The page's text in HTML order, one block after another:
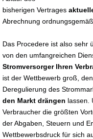
bisherigen Vertrages
Abrechnung
Das Procedere ist also sehr
von den umfangreichen
Stromversorger Ihren
ist der Wettbewerb groß,
Deregulierung des
den Markt drängen lassen.
Verbraucher die größten
der Abgaben, Steuern und
Wettbewerbsdruck für sich